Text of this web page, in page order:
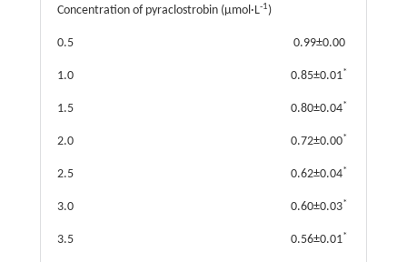
Concentration of pyraclostrobin (µmol·L-1)
0.5 0.99±0.00
1.0 0.85±0.01*
1.5 0.80±0.04*
2.0 0.72±0.00*
2.5 0.62±0.04*
3.0 0.60±0.03*
3.5 0.56±0.01*